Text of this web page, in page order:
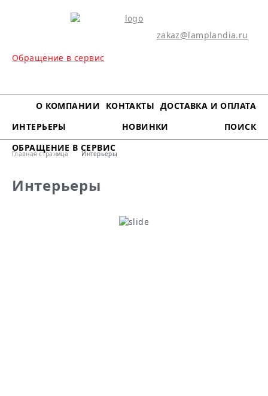
zakaz@lamplandia.ru
Обращение в сервис
МЕНЮ
О КОМПАНИИ КОНТАКТЫ ДОСТАВКА И ОПЛАТА
ИНТЕРЬЕРЫ
НОВИНКИ
ПОИСК
ОБРАЩЕНИЕ В СЕРВИС
Главная страница Интерьеры
Интерьеры